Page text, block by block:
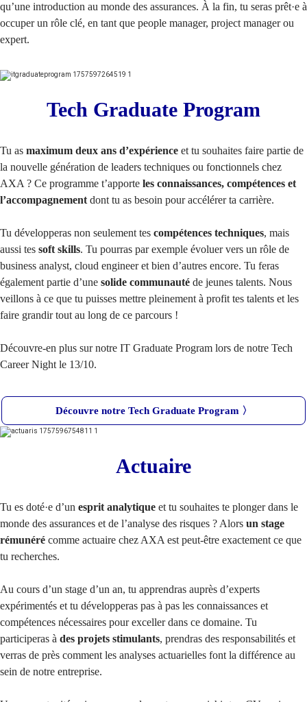
qu’une introduction au monde des assurances. À la fin, tu seras prêt·e à
occuper un rôle clé, en tant que people manager, project manager ou
expert.
Tech Graduate Program
Tu as maximum deux ans d’expérience et tu souhaites faire partie de
la nouvelle génération de leaders techniques ou fonctionnels chez
AXA ? Ce programme t’apporte les connaissances, compétences et
l’accompagnement dont tu as besoin pour accélérer ta carrière.
Tu développeras non seulement tes compétences techniques, mais
aussi tes soft skills. Tu pourras par exemple évoluer vers un rôle de
business analyst, cloud engineer et bien d’autres encore. Tu feras
également partie d’une solide communauté de jeunes talents. Nous
veillons à ce que tu puisses mettre pleinement à profit tes talents et les
faire grandir tout au long de ce parcours !
Découvre-en plus sur notre IT Graduate Program lors de notre Tech
Career Night le 13/10.
Découvre notre Tech Graduate Program 〉
Actuaire
Tu es doté·e d’un esprit analytique et tu souhaites te plonger dans le
monde des assurances et de l’analyse des risques ? Alors un stage
rémunéré comme actuaire chez AXA est peut-être exactement ce que
tu recherches.
Au cours d’un stage d’un an, tu apprendras auprès d’experts
expérimentés et tu développeras pas à pas les connaissances et
compétences nécessaires pour exceller dans ce domaine. Tu
participeras à des projets stimulants, prendras des responsabilités et
verras de près comment les analyses actuarielles font la différence au
sein de notre entreprise.